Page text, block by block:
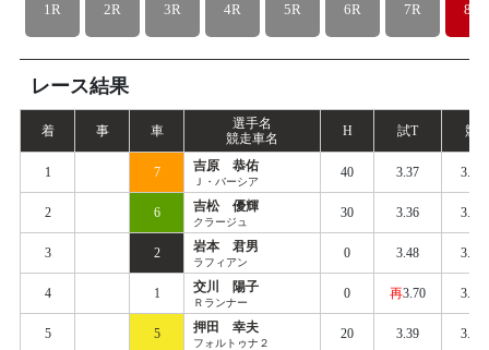
1R 2R 3R 4R 5R 6R 7R 8R
レース結果
着 事 車
選手名
競走車名
H 試T 競
1 7 吉原 恭佑
Ｊ・バーシア
40 3.37 3.430
2 6 吉松 優輝
クラージュ
30 3.36 3.463
3 2 岩本 君男
ラフィアン
0 3.48 3.497
4 1 交川 陽子
Ｒランナー
0 再3.70 3.506
5 5 押田 幸夫
フォルトゥナ２
20 3.39 3.487